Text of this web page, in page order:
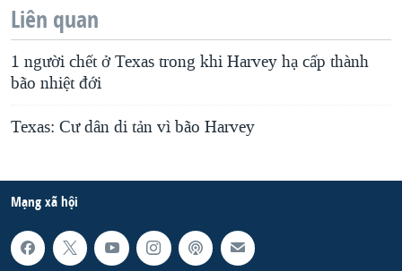
Liên quan
1 người chết ở Texas trong khi Harvey hạ cấp thành
bão nhiệt đới
Texas: Cư dân di tản vì bão Harvey
Mạng xã hội